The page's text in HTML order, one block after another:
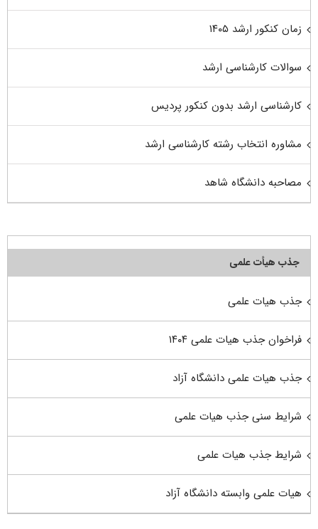
زمان کنکور ارشد ۱۴۰۵
سوالات کارشناسی ارشد
کارشناسی ارشد بدون کنکور پردیس
مشاوره انتخاب رشته کارشناسی ارشد
مصاحبه دانشگاه شاهد
جذب هیأت علمی
جذب هیات علمی
فراخوان جذب هیات علمی ۱۴۰۴
جذب هیات علمی دانشگاه آزاد
شرایط سنی جذب هیات علمی
شرایط جذب هیات علمی
هیات علمی وابسته دانشگاه آزاد